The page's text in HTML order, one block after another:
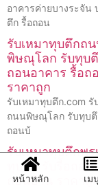
อาคารค่ายบางระจัน
ตึก รื้อถอน
รับเหมาทุบตึกถ
พิษณุโลก รับทุบ
ถอนอาคาร รื้อถ
ราคาถูก
รับเหมาทุบตึก.com รั
ถนนพิษณุโลก รับทุบตึ
ถอนบ้
รับเหมาทุบตึกพร
ทุบตึก รับรื้อถอ
ถอนบ้าน ราคาถู
หน้าหลัก เม